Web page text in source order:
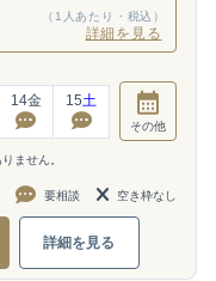
（1人あたり・税込）
詳細を見る
14金 15土
その他
ません。
要相談 空き枠なし
詳細を見る